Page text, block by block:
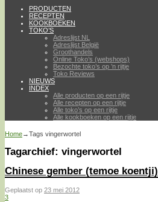
PRODUCTEN
RECEPTEN
KOOKBOEKEN
TOKO’S
Adreslijst NL
Adreslijst België
Groothandels
Online Toko’s (webshops)
Bezochte toko’s op ’n rijtje
Toko Reviews
NIEUWS
INDEX
Alle producten op een rijtje
Alle recepten op een rijtje
Alle toko’s op een rijtje
Alle kookboeken op een rijtje
Home→Tags vingerwortel
Tagarchief: vingerwortel
Chinese gember (temoe koentji)
Geplaatst op 23 mei 2012
3